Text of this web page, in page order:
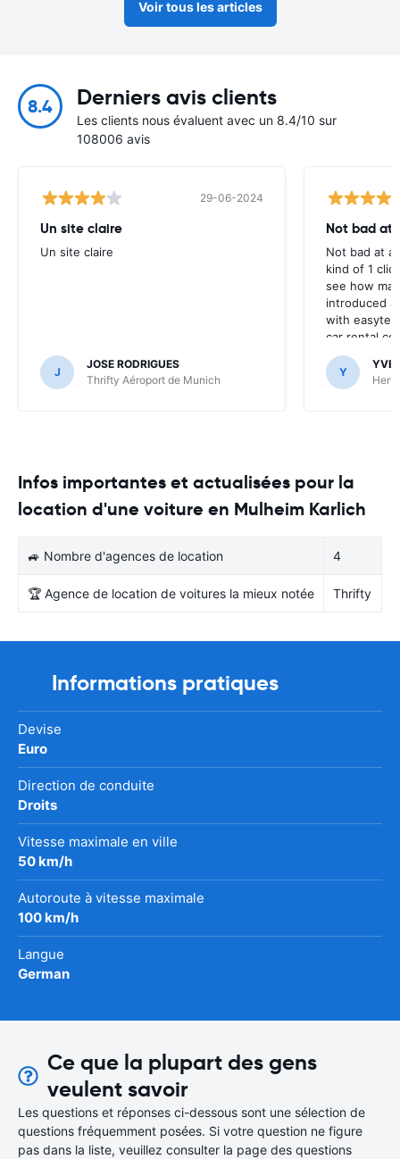
Voir tous les articles
8.4 Derniers avis clients
Les clients nous évaluent avec un 8.4/10 sur
108006 avis
29-06-2024
Un site claire
Un site claire
J
JOSE RODRIGUES
Thrifty Aéroport de Munich
Not bad at
Not bad at
kind of 1
see how
introduced
with
car rental
Y
Infos importantes et actualisées pour la
location d'une voiture en Mulheim Karlich
🚙 Nombre d'agences de location 4
🏆 Agence de location de voitures la mieux notée Thrifty
Informations pratiques
Devise
Euro
Direction de conduite
Droits
Vitesse maximale en ville
50 km/h
Autoroute à vitesse maximale
100 km/h
Langue
German
Ce que la plupart des gens
veulent savoir
Les questions et réponses ci-dessous sont une sélection de
questions fréquemment posées. Si votre question ne figure
pas dans la liste, veuillez consulter la page des questions